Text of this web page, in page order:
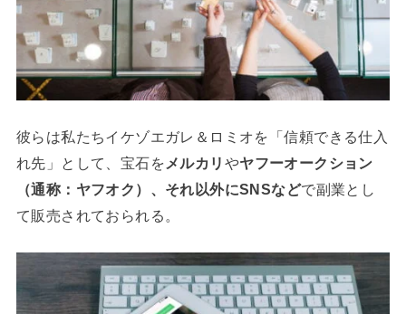
彼らは私たちイケゾエガレ＆ロミオを「信頼できる仕入
れ先」として、宝石を メルカリ やヤフーオークション
（通称：ヤフオク）、それ以外にSNSなどで副業とし
て販売されておられる。